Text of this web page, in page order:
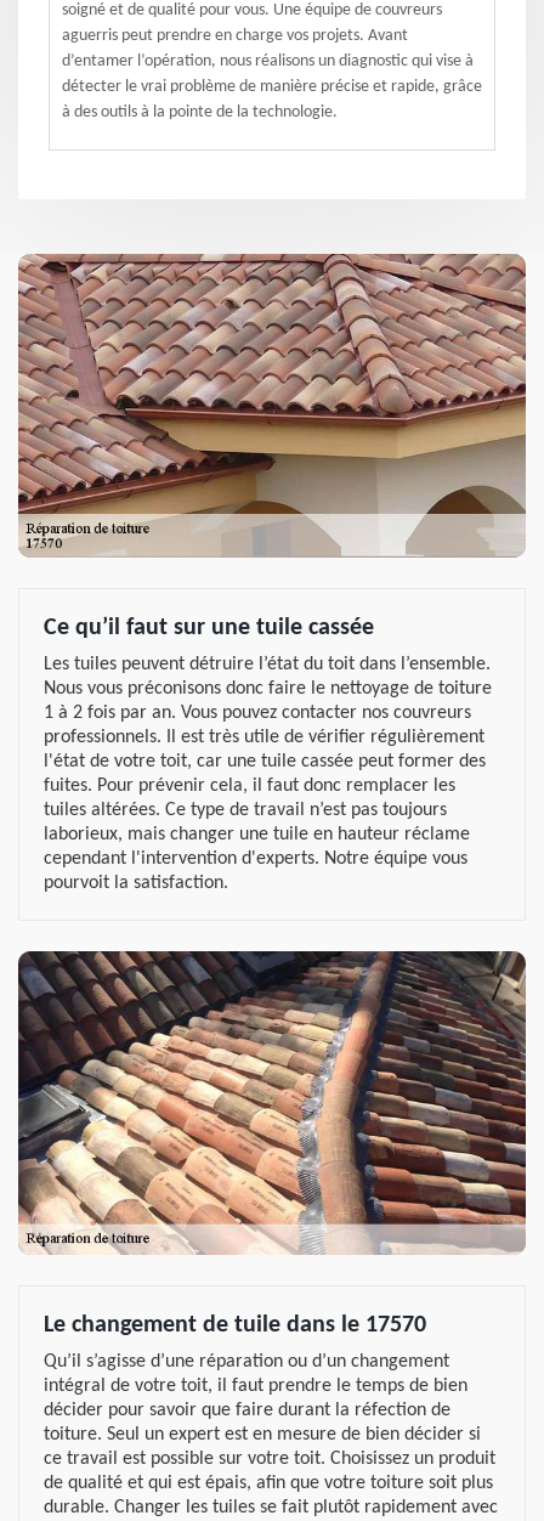
soigné et de qualité pour vous. Une équipe de couvreurs
aguerris peut prendre en charge vos projets. Avant
d’entamer l’opération, nous réalisons un diagnostic qui vise à
détecter le vrai problème de manière précise et rapide, grâce
à des outils à la pointe de la technologie.
Ce qu’il faut sur une tuile cassée
Les tuiles peuvent détruire l’état du toit dans l’ensemble.
Nous vous préconisons donc faire le nettoyage de toiture
1 à 2 fois par an. Vous pouvez contacter nos couvreurs
professionnels. Il est très utile de vérifier régulièrement
l'état de votre toit, car une tuile cassée peut former des
fuites. Pour prévenir cela, il faut donc remplacer les
tuiles altérées. Ce type de travail n’est pas toujours
laborieux, mais changer une tuile en hauteur réclame
cependant l'intervention d'experts. Notre équipe vous
pourvoit la satisfaction.
Le changement de tuile dans le 17570
Qu’il s’agisse d’une réparation ou d’un changement
intégral de votre toit, il faut prendre le temps de bien
décider pour savoir que faire durant la réfection de
toiture. Seul un expert est en mesure de bien décider si
ce travail est possible sur votre toit. Choisissez un produit
de qualité et qui est épais, afin que votre toiture soit plus
durable. Changer les tuiles se fait plutôt rapidement avec